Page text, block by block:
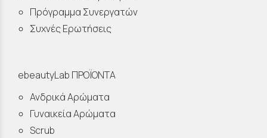
Πρόγραμμα Συνεργατών
Συχνές Ερωτήσεις
ebeautyLab ΠΡΟΪΟΝΤΑ
Ανδρικά Αρώματα
Γυναικεία Αρώματα
Scrub